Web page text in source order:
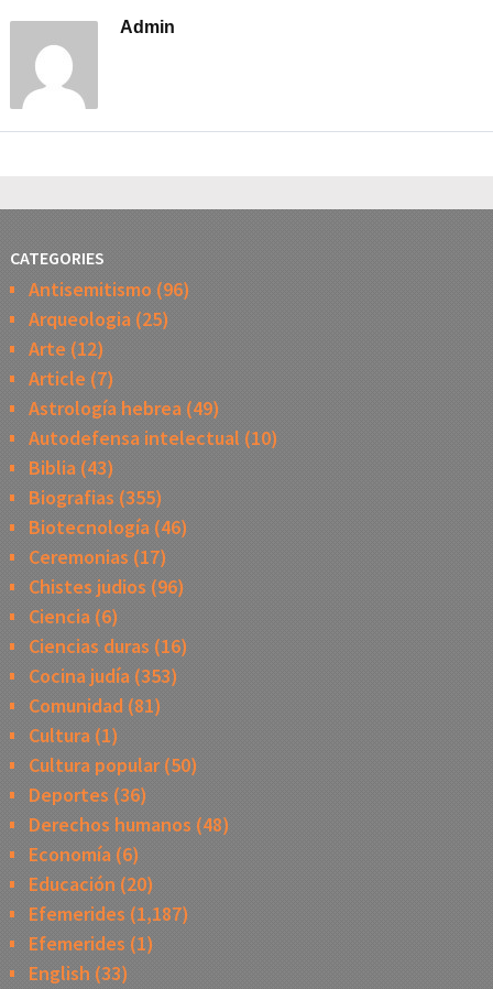
Admin
CATEGORIES
Antisemitismo (96)
Arqueologia(25)
Arte (12)
Article (7)
Astrología hebrea(49)
Autodefensa intelectual (10)
Biblia(43)
Biografias (355)
Biotecnología(46)
Ceremonias (17)
Chistes judios (96)
Ciencia(6)
Ciencias duras (16)
Cocina judía(353)
Comunidad(81)
Cultura(1)
Cultura popular(50)
Deportes (36)
Derechos humanos (48)
Economía(6)
Educación (20)
Efemerides (1,187)
Efemerides (1)
English (33)